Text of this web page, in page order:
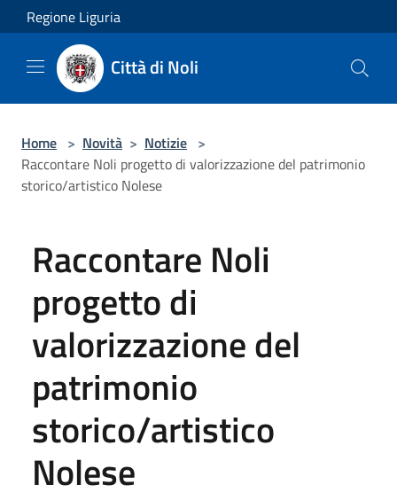
Salta al contenuto principale
Regione Liguria
Città di Noli
Home > Novità > Notizie >
Raccontare Noli progetto di valorizzazione del patrimonio
storico/artistico Nolese
Raccontare Noli
progetto di
valorizzazione del
patrimonio
storico/artistico
Nolese